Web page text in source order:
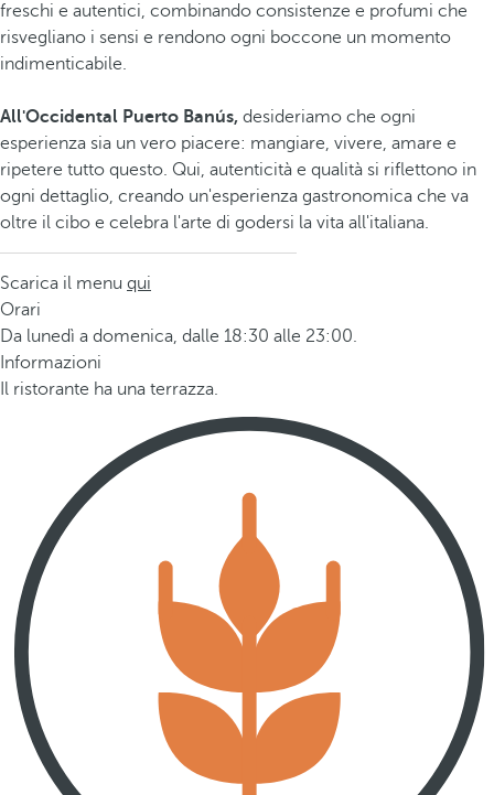
freschi e autentici, combinando consistenze e profumi che
risvegliano i sensi e rendono ogni boccone un momento
indimenticabile.
All'Occidental Puerto Banús, desideriamo che ogni
esperienza sia un vero piacere: mangiare, vivere, amare e
ripetere tutto questo. Qui, autenticità e qualità si riflettono in
ogni dettaglio, creando un'esperienza gastronomica che va
oltre il cibo e celebra l'arte di godersi la vita all'italiana.
Scarica il menu qui
Orari
Da lunedì a domenica, dalle 18:30 alle 23:00.
Informazioni
Il ristorante ha una terrazza.